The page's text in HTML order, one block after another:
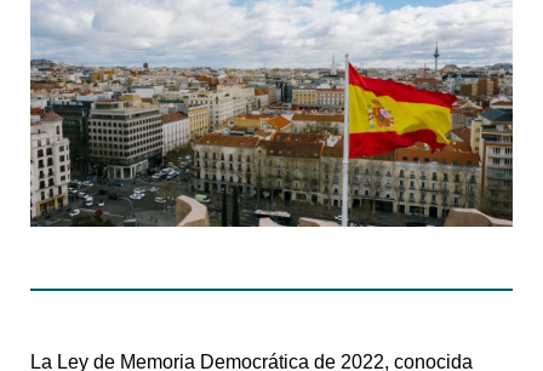
La Ley de Memoria Democrática de 2022, conocida